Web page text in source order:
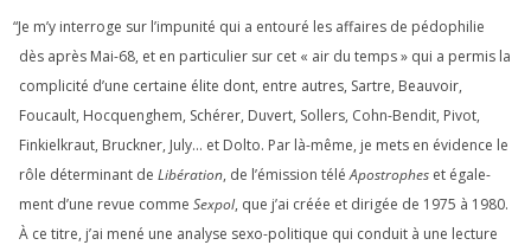
“Je m’y inter­roge sur l’impunité qui a entou­ré les affaires de pédo­phi­lie
dès après Mai-68, et en par­ti­cu­lier sur cet « air du temps » qui a per­mis la
com­pli­ci­té d’une cer­taine élite dont, entre autres, Sartre, Beauvoir,
Foucault, Hocquenghem, Schérer, Duvert, Sollers, Cohn-Bendit, Pivot,
Finkielkraut, Bruckner, July… et Dolto. Par là-même, je mets en évi­dence le
rôle déter­mi­nant de Libération, de l’émission téléApostrophes et éga­le­
ment d’une revue comme Sexpol, que j’ai créée et diri­gée de 1975 à 1980.
À ce titre, j’ai mené une ana­lyse sexo-poli­tique qui conduit à une lec­ture